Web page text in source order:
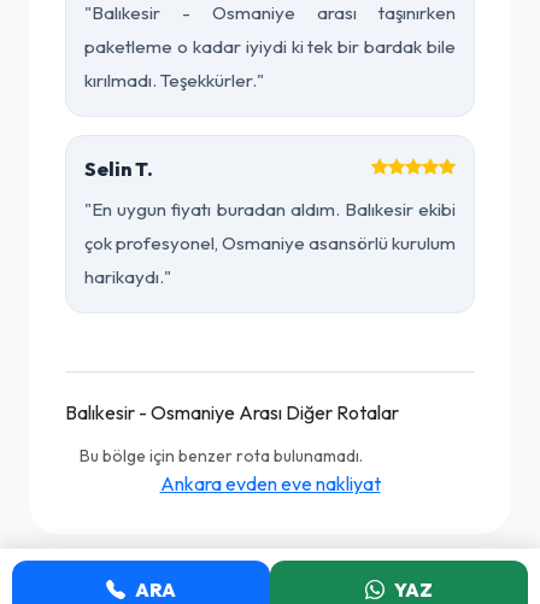
"Balıkesir - Osmaniye arası taşınırken
paketleme o kadar iyiydi ki tek bir bardak bile
kırılmadı. Teşekkürler."
Selin T.
"En uygun fiyatı buradan aldım. Balıkesir ekibi
çok profesyonel, Osmaniye asansörlü kurulum
harikaydı."
Balıkesir - Osmaniye Arası Diğer Rotalar
Bu bölge için benzer rota bulunamadı.
Ankara evden eve nakliyat
ARA YAZ